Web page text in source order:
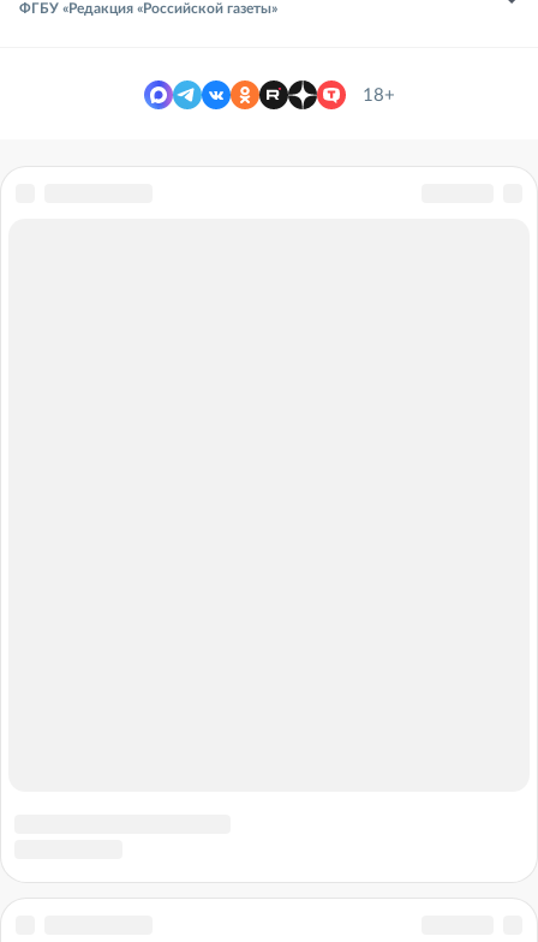
ФГБУ «Редакция «Российской газеты»
18+